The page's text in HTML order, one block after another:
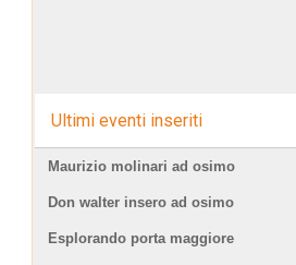
Ultimi eventi inseriti
Maurizio molinari ad osimo
Don walter insero ad osimo
Esplorando porta maggiore